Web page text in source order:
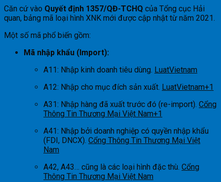
Căn cứ vào Quyết định 1357/QĐ-TCHQ của Tổng cục Hải
quan, bảng mã loại hình XNK mới được cập nhật từ năm 2021.
Một số mã phổ biến gồm:
Mã nhập khẩu (Import):
A11: Nhập kinh doanh tiêu dùng. LuatVietnam
A12: Nhập cho mục đích sản xuất. LuatVietnam+1
A31: Nhập hàng đã xuất trước đó (re-import). Cổng
Thông Tin Thương Mại Việt Nam+1
A41: Nhập bởi doanh nghiệp có quyền nhập khẩu
(FDI, DNCX). Cổng Thông Tin Thương Mại Việt
Nam
A42, A43… cũng là các loại hình đặc thù. Cổng
Thông Tin Thương Mại Việt Nam